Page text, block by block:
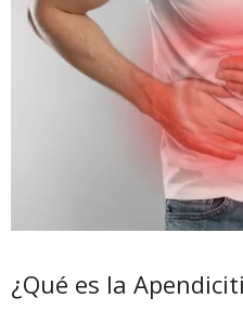
¿Qué es la